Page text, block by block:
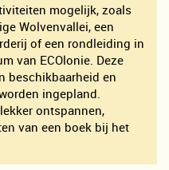
mogelijk, zoals
Wolvenvallei, een
of een rondleiding in
van ECOlonie. Deze
beschikbaarheid en
ingepland.
ontspannen,
van een boek bij het